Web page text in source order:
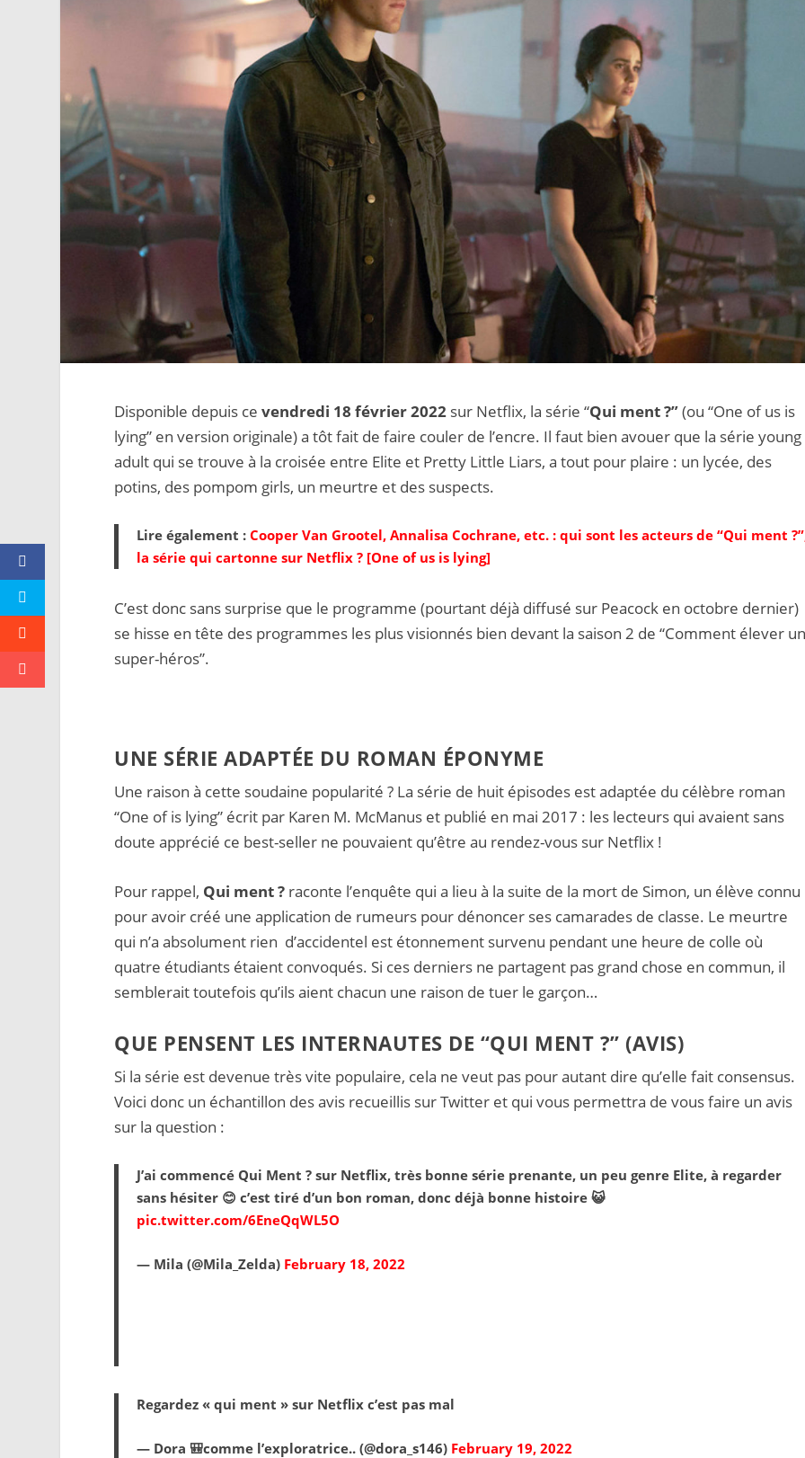
Disponible depuis ce vendredi 18 février 2022 sur Netflix, la série “Qui ment ?”(ou “One of us is
lying” en version originale) a tôt fait de faire couler de l’encre. Il faut bien avouer que la série young
adult qui se trouve à la croisée entre Elite et Pretty Little Liars, a tout pour plaire : un lycée, des
potins, des pompom girls, un meurtre et des suspects.
Lire également :Cooper Van Grootel, Annalisa Cochrane, etc. : qui sont les acteurs de “Qui ment
la série qui cartonne sur Netflix ? [One of us is lying]
C’est donc sans surprise que le programme (pourtant déjà diffusé sur Peacock en octobre dernier)
se hisse en tête des programmes les plus visionnés bien devant la saison 2 de “Comment élever
super-héros”.
UNE SÉRIE ADAPTÉE DU ROMAN ÉPONYME
Une raison à cette soudaine popularité ? La série de huit épisodes est adaptée du célèbre roman
“One of is lying” écrit par Karen M. McManus et publié en mai 2017 : les lecteurs qui avaient sans
doute apprécié ce best-seller ne pouvaient qu’être au rendez-vous sur Netflix !
Pour rappel, Qui ment ? raconte l’enquête qui a lieu à la suite de la mort de Simon, un élève connu
pour avoir créé une application de rumeurs pour dénoncer ses camarades de classe. Le meurtre
qui n’a absolument rien d’accidentel est étonnement survenu pendant une heure de colle où
quatre étudiants étaient convoqués. Si ces derniers ne partagent pas grand chose en commun, il
semblerait toutefois qu’ils aient chacun une raison de tuer le garçon…
QUE PENSENT LES INTERNAUTES DE “QUI MENT ?” (AVIS)
Si la série est devenue très vite populaire, cela ne veut pas pour autant dire qu’elle fait consensus.
Voici donc un échantillon des avis recueillis sur Twitter et qui vous permettra de vous faire un avis
sur la question :
J’ai commencé Qui Ment ? sur Netflix, très bonne série prenante, un peu genre Elite, à regarder
sans hésiter 😊 c’est tiré d’un bon roman, donc déjà bonne histoire 😺
pic.twitter.com/6EneQqWL5O
— Mila (@Mila_Zelda) February 18, 2022
Regardez « qui ment » sur Netflix c’est pas mal
— Dora 🎒comme l’exploratrice.. (@dora_s146) February 19, 2022